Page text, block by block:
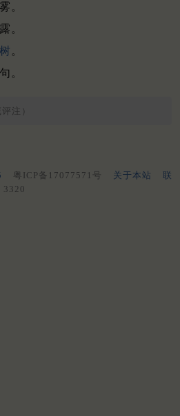
。
。
。
。
注）
粤ICP备17077571号 关于本站
联
3320